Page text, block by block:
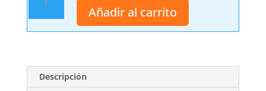
fantástica
S3002
cantidad
Añadir al carrito
Descripción